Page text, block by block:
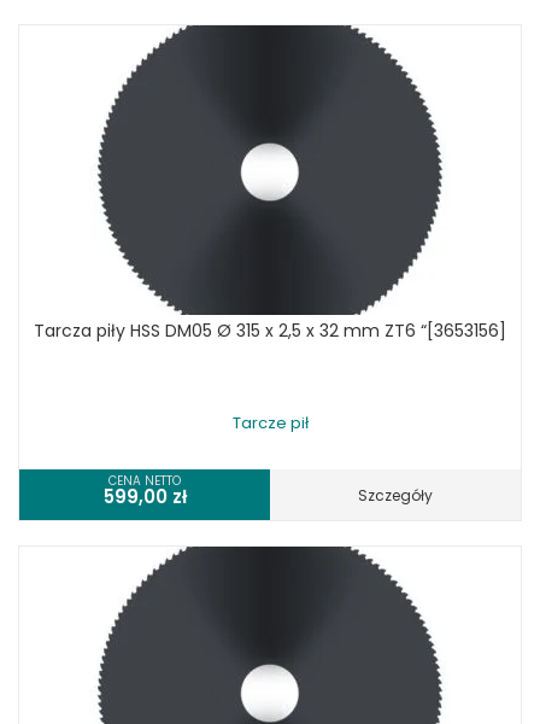
Tarcza piły HSS DM05 Ø 315 x 2,5 x 32 mm ZT6 “[3653156]
Tarcze pił
CENA NETTO
599,00 zł Szczegóły